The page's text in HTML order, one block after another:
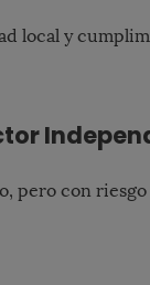
local y
pero con